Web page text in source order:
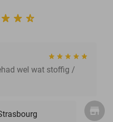
wel wat stoffig /